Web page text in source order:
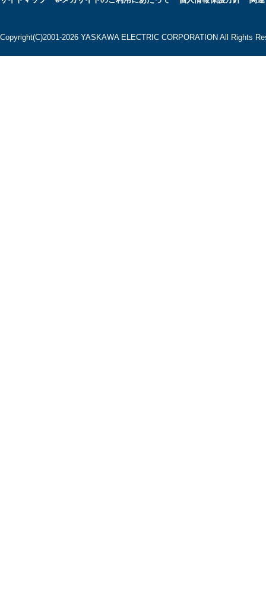
Copyright(C)2001‐2026 YASKAWA ELECTRIC CORPORATION All Rights